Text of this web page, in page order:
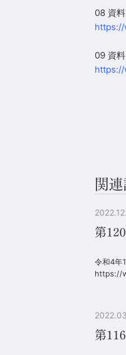
08 資
09 資
関
第
令和4年
https://
第